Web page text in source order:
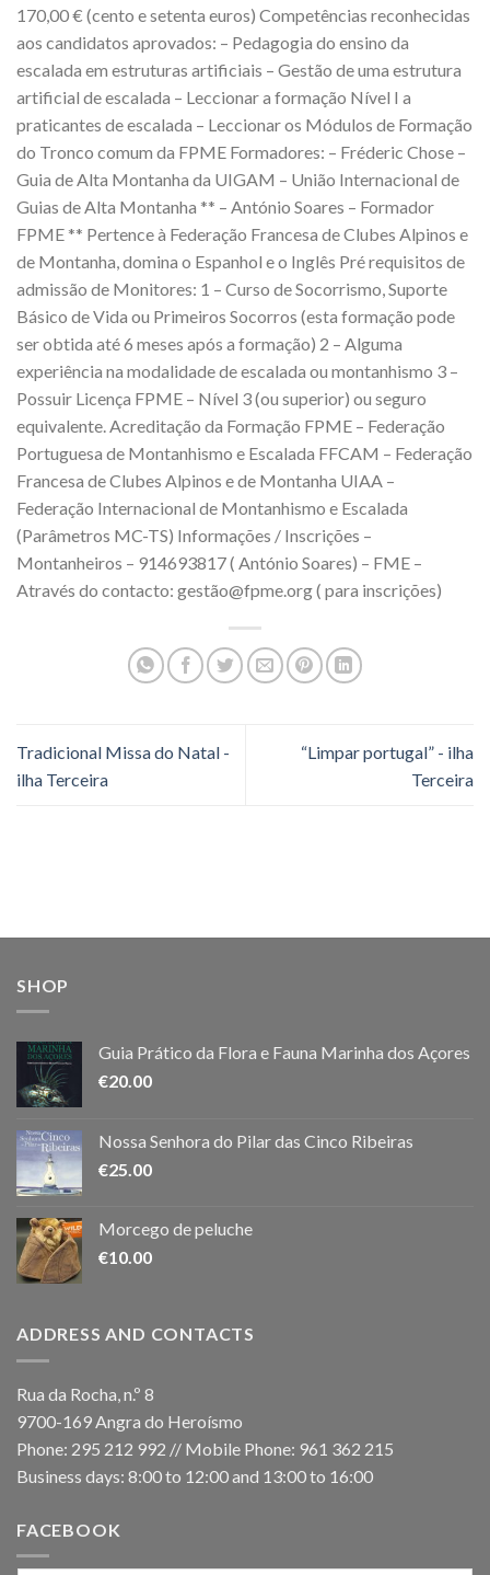
170,00 € (cento e setenta euros) Competências reconhecidas
aos candidatos aprovados: – Pedagogia do ensino da
escalada em estruturas artificiais – Gestão de uma estrutura
artificial de escalada – Leccionar a formação Nível I a
praticantes de escalada – Leccionar os Módulos de Formação
do Tronco comum da FPME Formadores: – Fréderic Chose –
Guia de Alta Montanha da UIGAM – União Internacional de
Guias de Alta Montanha ** – António Soares – Formador
FPME ** Pertence à Federação Francesa de Clubes Alpinos e
de Montanha, domina o Espanhol e o Inglês Pré requisitos de
admissão de Monitores: 1 – Curso de Socorrismo, Suporte
Básico de Vida ou Primeiros Socorros (esta formação pode
ser obtida até 6 meses após a formação) 2 – Alguma
experiência na modalidade de escalada ou montanhismo 3 –
Possuir Licença FPME – Nível 3 (ou superior) ou seguro
equivalente. Acreditação da Formação FPME – Federação
Portuguesa de Montanhismo e Escalada FFCAM – Federação
Francesa de Clubes Alpinos e de Montanha UIAA –
Federação Internacional de Montanhismo e Escalada
(Parâmetros MC-TS) Informações / Inscrições –
Montanheiros – 914693817 ( António Soares) – FME –
Através do contacto: gestão@fpme.org ( para inscrições)
Tradicional Missa do Natal -
ilha Terceira
“Limpar portugal” - ilha
Terceira
SHOP
Guia Prático da Flora e Fauna Marinha dos Açores
€20.00
Nossa Senhora do Pilar das Cinco Ribeiras
€25.00
Morcego de peluche
€10.00
ADDRESS AND CONTACTS
Rua da Rocha, n.º 8
9700-169 Angra do Heroísmo
Phone: 295 212 992 // Mobile Phone: 961 362 215
Business days: 8:00 to 12:00 and 13:00 to 16:00
FACEBOOK